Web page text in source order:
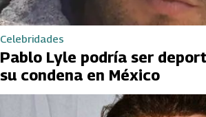
Celebridades
Pablo Lyle podría ser
su condena en México